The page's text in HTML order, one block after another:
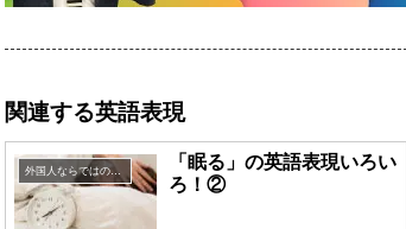
関連する英語表現
外国人ならではの英語表現
「眠る」の英語表現いろい
ろ！②